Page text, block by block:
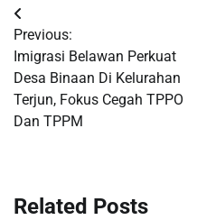
Post
navigation
Previous:
Imigrasi Belawan Perkuat
Desa Binaan Di Kelurahan
Terjun, Fokus Cegah TPPO
Dan TPPM
Related Posts